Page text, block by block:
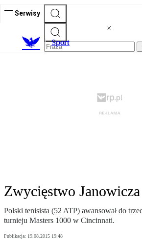
Serwisy
Sport
Zwycięstwo Janowicza
Polski tenisista (52 ATP) awansował do
turnieju Masters 1000 w Cincinnati.
Publikacja: 19.08.2015 19:48